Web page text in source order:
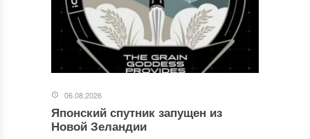
06.08.2026
Японский спутник запущен из
Новой Зеландии